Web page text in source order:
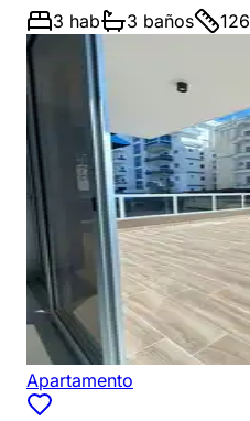
3 hab 3 baños 126
Apartamento